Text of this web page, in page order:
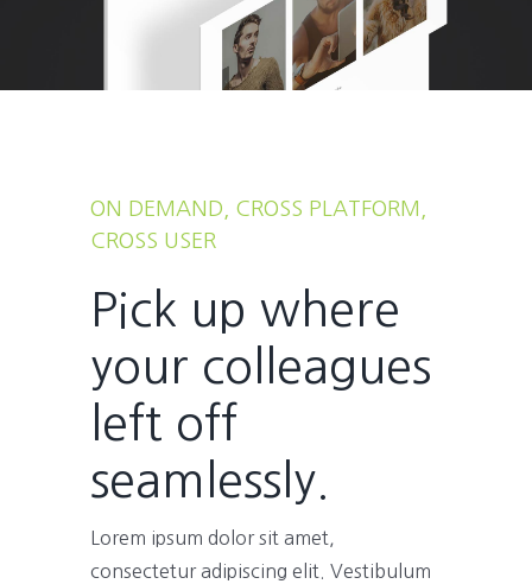
ON DEMAND, CROSS PLATFORM,
CROSS USER
Pick up where
your colleagues
left off
seamlessly.
Lorem ipsum dolor sit amet,
consectetur adipiscing elit. Vestibulum